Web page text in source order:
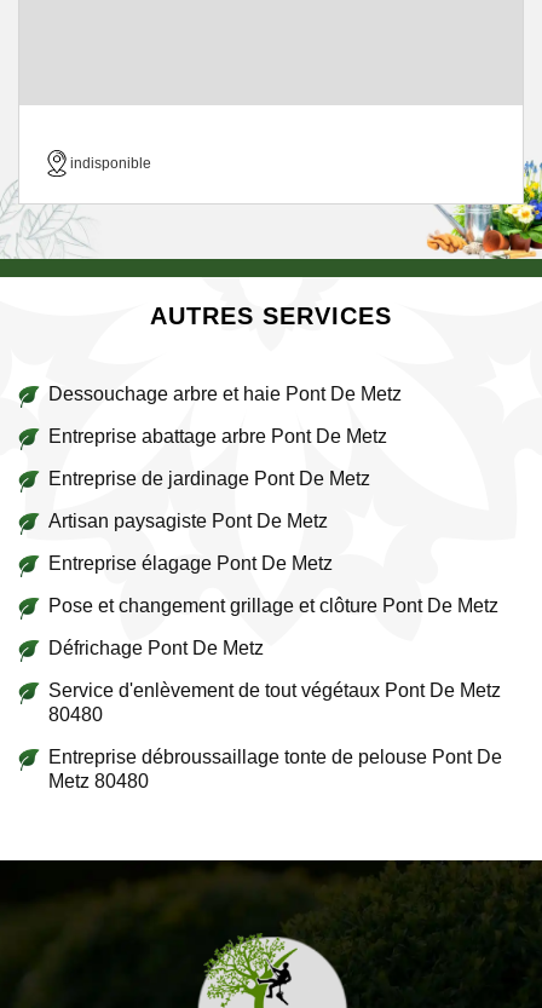
indisponible
AUTRES SERVICES
Dessouchage arbre et haie Pont De Metz
Entreprise abattage arbre Pont De Metz
Entreprise de jardinage Pont De Metz
Artisan paysagiste Pont De Metz
Entreprise élagage Pont De Metz
Pose et changement grillage et clôture Pont De Metz
Défrichage Pont De Metz
Service d'enlèvement de tout végétaux Pont De Metz
80480
Entreprise débroussaillage tonte de pelouse Pont De
Metz 80480